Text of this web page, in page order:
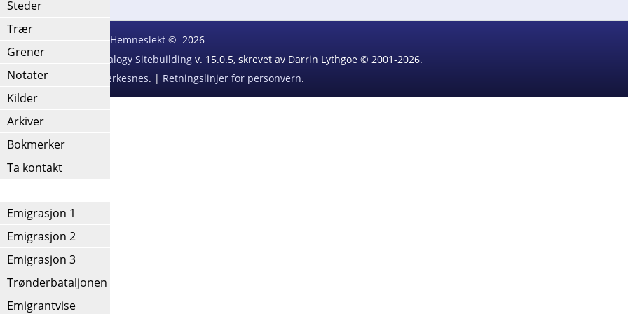
Steder
Trær
Grener
Notater
Kilder
Arkiver
Bokmerker
Ta kontakt
Emigrasjon 1
Emigrasjon 2
Emigrasjon 3
Trønderbataljonen
Emigrantvise
Hemneslekt© 2026
Generation of Genealogy Sitebuilding v. 15.0.5, skrevet av Darrin Lythgoe © 2001-2026.
Redigert av
Agnar Merkesnes. | Retningslinjer for personvern.